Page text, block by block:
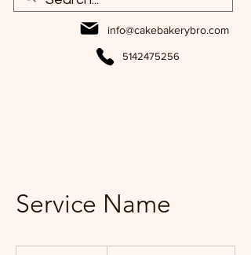
info@cakebakerybro.com
5142475256
Service Name